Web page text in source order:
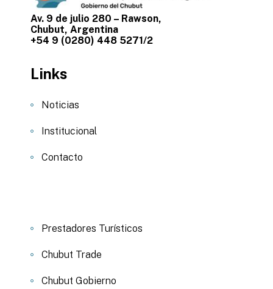
Av. 9 de julio 280 – Rawson,
Chubut, Argentina
+54 9 (0280) 448 5271/2
Links
Noticias
Institucional
Contacto
Prestadores Turísticos
Chubut Trade
Chubut Gobierno